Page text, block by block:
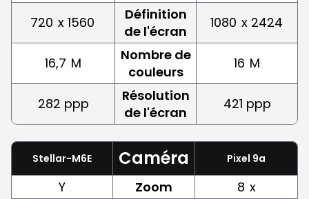
720 x 1560
Définition
de l'écran
1080 x 2424
16,7 M
Nombre de
couleurs
16 M
282 ppp
Résolution
de l'écran
421 ppp
Stellar-M6E Caméra Pixel 9a
Y Zoom 8 x